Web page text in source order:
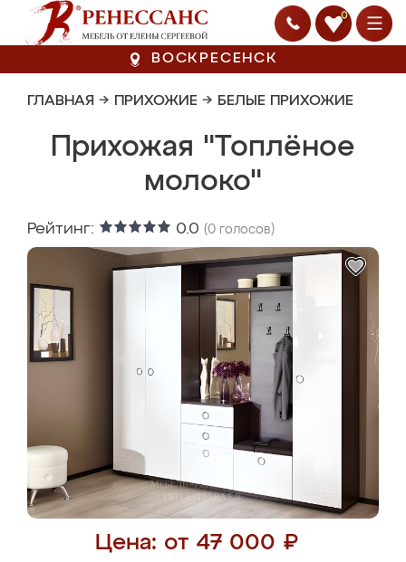
0
ВОСКРЕСЕНСК
ГЛАВНАЯ → ПРИХОЖИЕ → БЕЛЫЕ ПРИХОЖИЕ
Прихожая "Топлёное
молоко"
Рейтинг: 0.0 (0 голосов)
Цена: от 47 000 ₽